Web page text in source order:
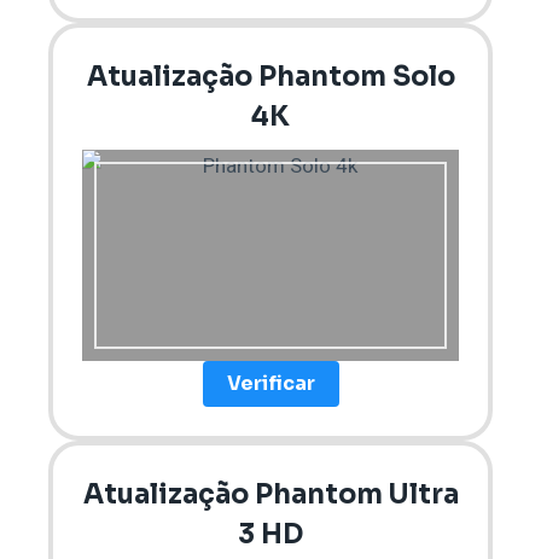
Atualização Phantom Solo
4K
Verificar
Atualização Phantom Ultra
3 HD